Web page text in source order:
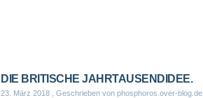
DIE BRITISCHE JAHRTAUSENDIDEE.
23. März 2018 , Geschrieben von phosphoros.over-blog.de